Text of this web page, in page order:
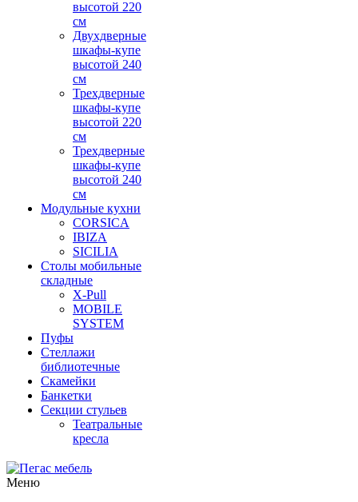
высотой 220
см
Двухдверные
шкафы-купе
высотой 240
см
Трехдверные
шкафы-купе
высотой 220
см
Трехдверные
шкафы-купе
высотой 240
см
Модульные кухни
CORSICA
IBIZA
SICILIA
Столы мобильные
складные
X-Pull
MOBILE
SYSTEM
Пуфы
Стеллажи
библиотечные
Скамейки
Банкетки
Секции стульев
Театральные
кресла
Меню